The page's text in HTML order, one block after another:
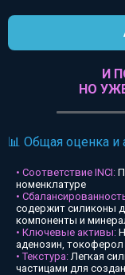
И
НО
📊 Общая оценка и
• Соответствие INCI:
номенклатуре
•
содержит силиконы
компоненты и
• Ключевые активы:
аденозин, токоферол
• Текстура:Легкая
частицами для